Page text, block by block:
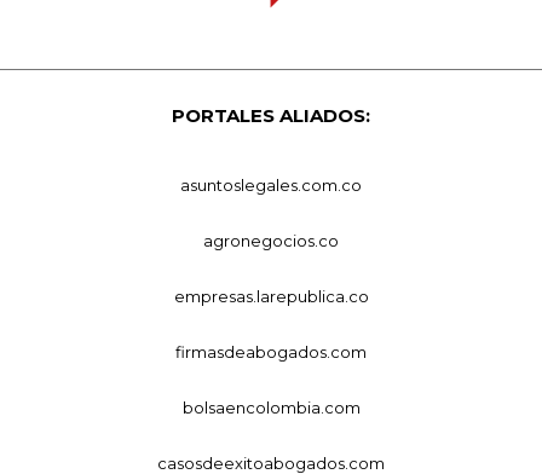
PORTALES ALIADOS:
asuntoslegales.com.co
agronegocios.co
empresas.larepublica.co
firmasdeabogados.com
bolsaencolombia.com
casosdeexitoabogados.com